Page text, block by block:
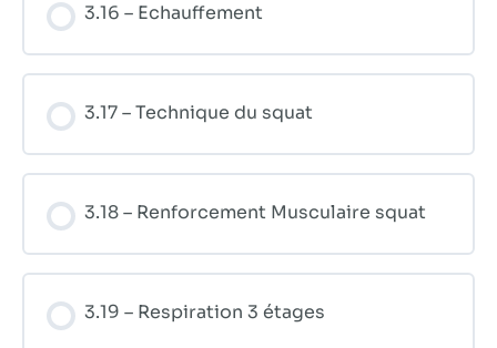
3.16 – Echauffement
3.17 – Technique du squat
3.18 – Renforcement Musculaire squat
3.19 – Respiration 3 étages